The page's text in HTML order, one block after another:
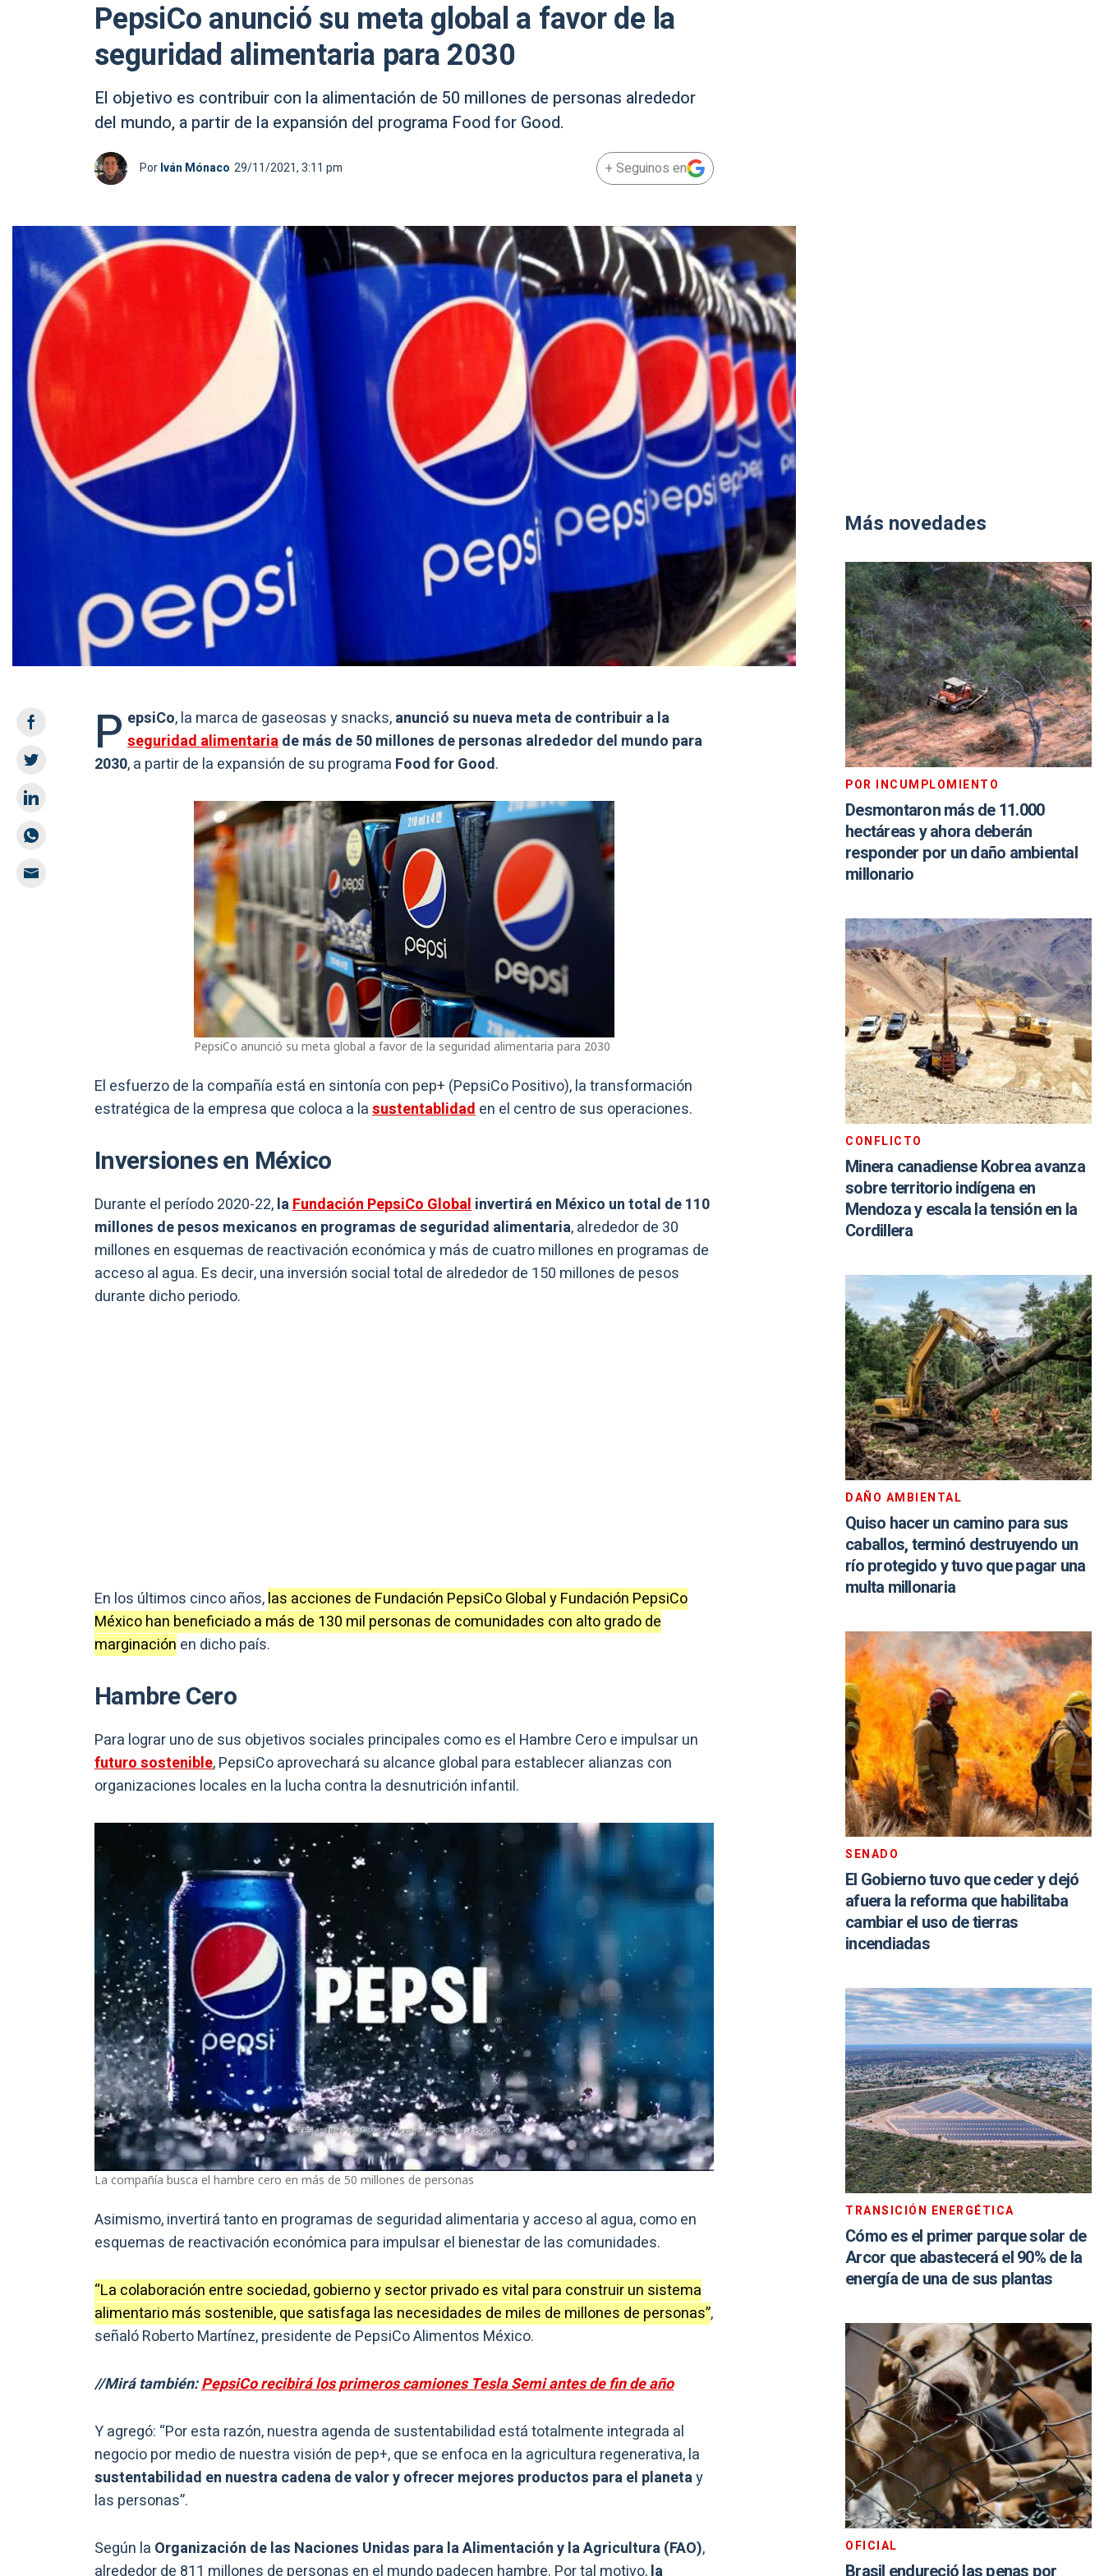
PepsiCo anunció su meta global a favor de la
seguridad alimentaria para 2030
El objetivo es contribuir con la alimentación de 50 millones de personas alrededor
del mundo, a partir de la expansión del programa Food for Good.
PorIván Mónaco 29/11/2021, 3:11 pm + Seguinos en
P epsiCo, la marca de gaseosas y snacks,anunció su nueva meta de contribuir a la
seguridad alimentariade más de 50 millones de personas alrededor del mundo para
2030, a partir de la expansión de su programa Food for Good.
PepsiCo anunció su meta global a favor de la seguridad alimentaria para 2030
El esfuerzo de la compañía está en sintonía con pep+ (PepsiCo Positivo), la transformación
estratégica de la empresa que coloca a lasustentablidaden el centro de sus operaciones.
Inversiones en México
Durante el período 2020-22,laFundación PepsiCo Globalinvertirá en México un total de 110
millones de pesos mexicanos en programas de seguridad alimentaria, alrededor de 30
millones en esquemas de reactivación económica y más de cuatro millones en programas de
acceso al agua. Es decir, una inversión social total de alrededor de 150 millones de pesos
durante dicho periodo.
En los últimos cinco años,las acciones de Fundación PepsiCo Global y Fundación PepsiCo
México han beneficiado a más de 130 mil personas de comunidades con alto grado de
marginación en dicho país.
Hambre Cero
Para lograr uno de sus objetivos sociales principales como es el Hambre Cero e impulsar un
futuro sostenible, PepsiCo aprovechará su alcance global para establecer alianzas con
organizaciones locales en la lucha contra la desnutrición infantil.
La compañía busca el hambre cero en más de 50 millones de personas
Asimismo, invertirá tanto en programas de seguridad alimentaria y acceso al agua, como en
esquemas de reactivación económica para impulsar el bienestar de las comunidades.
“La colaboración entre sociedad, gobierno y sector privado es vital para construir un sistema
alimentario más sostenible, que satisfaga las necesidades de miles de millones de personas”,
señaló Roberto Martínez, presidente de PepsiCo Alimentos México.
//Mirá también:PepsiCo recibirá los primeros camiones Tesla Semi antes de fin de año
Y agregó: “Por esta razón, nuestra agenda de sustentabilidad está totalmente integrada al
negocio por medio de nuestra visión de pep+, que se enfoca en la agricultura regenerativa, la
sustentabilidad en nuestra cadena de valor y ofrecer mejores productos para el planetay
las personas”.
Según la Organización de las Naciones Unidas para la Alimentación y la Agricultura (FAO),
Más novedades
POR INCUMPLOMIENTO
Desmontaron más de 11.000
hectáreas y ahora deberán
responder por un daño ambiental
millonario
CONFLICTO
Minera canadiense Kobrea avanza
sobre territorio indígena en
Mendoza y escala la tensión en la
Cordillera
DAÑO AMBIENTAL
Quiso hacer un camino para sus
caballos, terminó destruyendo un
río protegido y tuvo que pagar una
multa millonaria
SENADO
El Gobierno tuvo que ceder y dejó
afuera la reforma que habilitaba
cambiar el uso de tierras
incendiadas
TRANSICIÓN ENERGÉTICA
Cómo es el primer parque solar de
Arcor que abastecerá el 90% de la
energía de una de sus plantas
OFICIAL